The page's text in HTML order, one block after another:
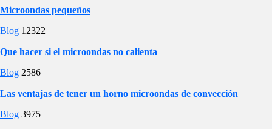
Microondas pequeños
Blog 12322
Que hacer si el microondas no calienta
Blog 2586
Las ventajas de tener un horno microondas de convección
Blog 3975